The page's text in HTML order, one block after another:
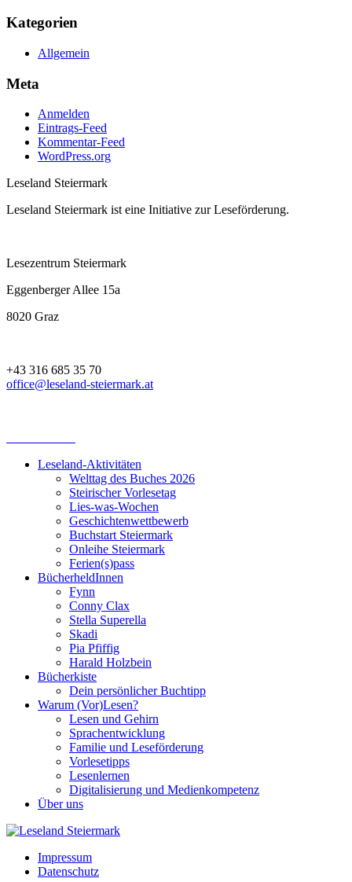
Kategorien
Allgemein
Meta
Anmelden
Eintrags-Feed
Kommentar-Feed
WordPress.org
Leseland Steiermark
Leseland Steiermark ist eine Initiative zur Leseförderung.
Lesezentrum Steiermark
Eggenberger Allee 15a
8020 Graz
+43 316 685 35 70
office@leseland-steiermark.at
Leseland-Aktivitäten
Welttag des Buches 2026
Steirischer Vorlesetag
Lies-was-Wochen
Geschichtenwettbewerb
Buchstart Steiermark
Onleihe Steiermark
Ferien(s)pass
BücherheldInnen
Fynn
Conny Clax
Stella Superella
Skadi
Pia Pfiffig
Harald Holzbein
Bücherkiste
Dein persönlicher Buchtipp
Warum (Vor)Lesen?
Lesen und Gehirn
Sprachentwicklung
Familie und Leseförderung
Vorlesetipps
Lesenlernen
Digitalisierung und Medienkompetenz
Über uns
Impressum
Datenschutz